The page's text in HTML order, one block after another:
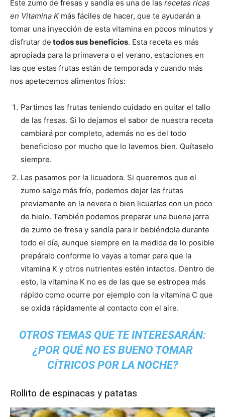
Este zumo de fresas y sandía es una de las recetas ricas
en Vitamina Kmás fáciles de hacer, que te ayudarán a
tomar una inyección de esta vitamina en pocos minutos y
disfrutar de todos sus beneficios. Esta receta es más
apropiada para la primavera o el verano, estaciones en
las que estas frutas están de temporada y cuando más
nos apetecemos alimentos fríos:
Partimos las frutas teniendo cuidado en quitar el tallo
de las fresas. Si lo dejamos el sabor de nuestra receta
cambiará por completo, además no es del todo
beneficioso por mucho que lo lavemos bien. Quítaselo
siempre.
Las pasamos por la licuadora. Si queremos que el
zumo salga más frío, podemos dejar las frutas
previamente en la nevera o bien licuarlas con un poco
de hielo. También podemos preparar una buena jarra
de zumo de fresa y sandía para ir bebiéndola durante
todo el día, aunque siempre en la medida de lo posible
prepáralo conforme lo vayas a tomar para que la
vitamina K y otros nutrientes estén intactos. Dentro de
esto, la vitamina K no es de las que se estropea más
rápido como ocurre por ejemplo con la vitamina C que
se oxida rápidamente al contacto con el aire.
OTROS TEMAS QUE TE INTERESARÁN:
¿POR QUÉ NO ES BUENO TOMAR
CÍTRICOS POR LA NOCHE?
Rollito de espinacas y patatas